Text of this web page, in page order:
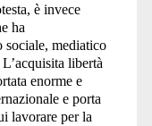
è invece
ha
sociale, mediatico
libertà
enorme e
e porta
lavorare per la